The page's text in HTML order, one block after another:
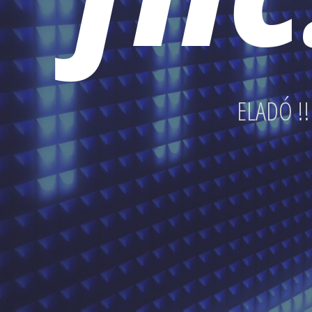
ELADÓ